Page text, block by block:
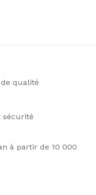
qualité
sécurité
à partir de 10 000